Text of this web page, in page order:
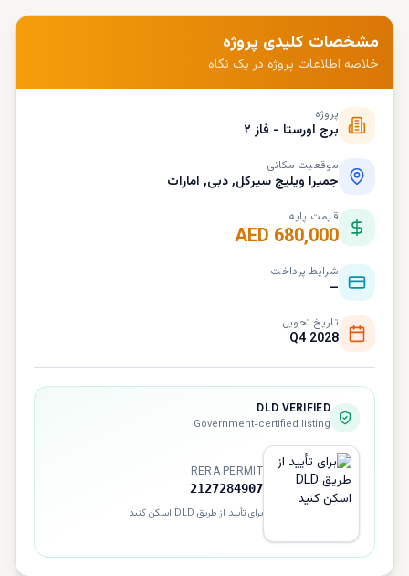
مشخصات کلیدی پروژه
خلاصه اطلاعات پروژه در یک نگاه
پروژه
برج اورستا - فاز ۲
موقعیت مکانی
جمیرا ویلیج سيرکل, دبی, امارات
قیمت پایه
AED 680,000
شرایط پرداخت
—
تاریخ تحویل
Q4 2028
DLD VERIFIED
Government-certified listing
RERA PERMIT
2127284907
برای تأیید از طریق DLD اسکن کنید